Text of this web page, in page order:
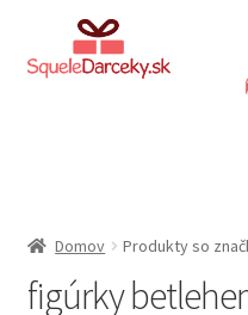
Preskočiť
na
Preskočiť
na
Dôležité informácie
Domov Produkty so
figúrky